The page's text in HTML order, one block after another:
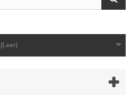
(Leer)